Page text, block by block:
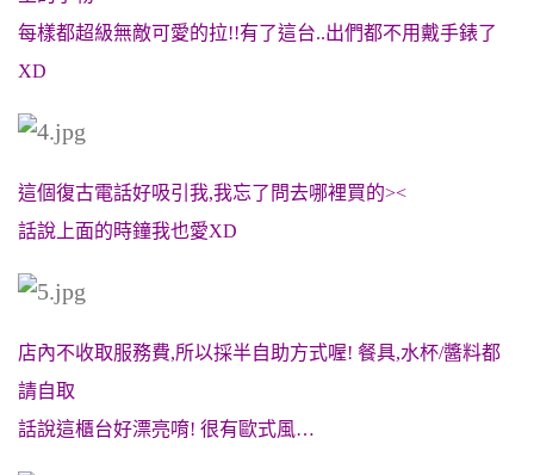
每樣都超級無敵可愛的拉!!有了這台..出們都不用戴手錶了
XD
這個復古電話好吸引我,我忘了問去哪裡買的><
話說上面的時鐘我也愛XD
店內不收取服務費,所以採半自助方式喔! 餐具,水杯/醬料都
請自取
話說這櫃台好漂亮唷! 很有歐式風…